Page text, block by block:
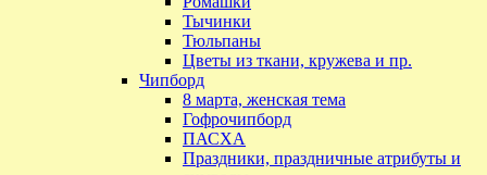
Тычинки
Тюльпаны
Цветы из ткани, кружева и пр.
Чипборд
8 марта, женская тема
Гофрочипборд
ПАСХА
Праздники, праздничные атрибуты и